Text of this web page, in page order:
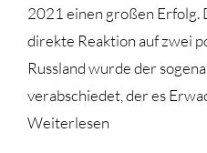
2021 einen großen Erfolg.
direkte Reaktion auf zwei
Russland wurde der
verabschiedet, der es
Weiterlesen